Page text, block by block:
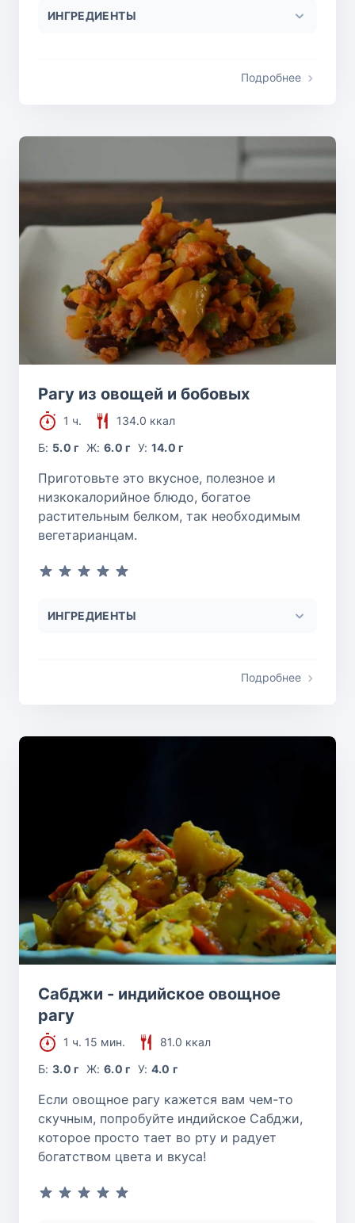
ИНГРЕДИЕНТЫ
Подробнее
Рагу из овощей и бобовых
1 ч.
134.0 ккал
Б: 5.0 г Ж: 6.0 г У: 14.0 г
Приготовьте это вкусное, полезное и
низкокалорийное блюдо, богатое
растительным белком, так необходимым
вегетарианцам.
ИНГРЕДИЕНТЫ
Подробнее
Сабджи - индийское овощное
рагу
1 ч. 15 мин.
81.0 ккал
Б:3.0 г Ж: 6.0 г У: 4.0 г
Если овощное рагу кажется вам чем-то
скучным, попробуйте индийское Сабджи,
которое просто тает во рту и радует
богатством цвета и вкуса!